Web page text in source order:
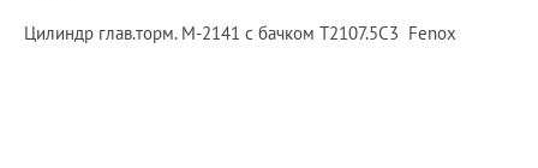
Цилиндр глав.торм. М-2141 с бачком Т2107.5С3 Fenox